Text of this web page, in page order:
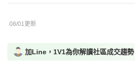
08/01更新
加Line，1V1為你解讀社區成交趨勢